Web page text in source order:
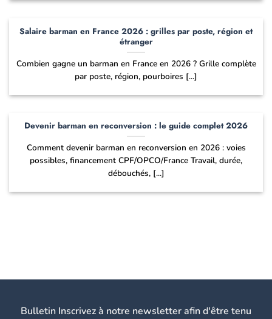
Salaire barman en France 2026 : grilles par poste, région et
étranger
Combien gagne un barman en France en 2026 ? Grille complète
par poste, région, pourboires [...]
Devenir barman en reconversion : le guide complet 2026
Comment devenir barman en reconversion en 2026 : voies
possibles, financement CPF/OPCO/France Travail, durée,
débouchés, [...]
Bulletin Inscrivez à notre newsletter afin d'être tenu